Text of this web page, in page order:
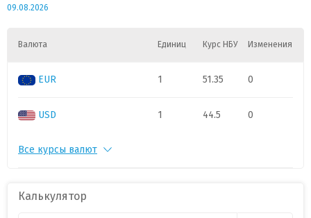
09.08.2026
Валюта Единиц Курс НБУ Изменения
EUR 1 51.35 0
USD 1 44.5 0
PLN
Все курсы валют
Калькулятор